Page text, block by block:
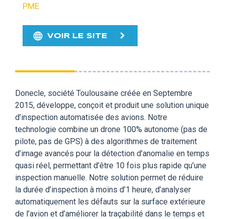
PME
VOIR LE SITE
Donecle, société Toulousaine créée en Septembre
2015, développe, conçoit et produit une solution unique
d’inspection automatisée des avions. Notre
technologie combine un drone 100% autonome (pas de
pilote, pas de GPS) à des algorithmes de traitement
d’image avancés pour la détection d’anomalie en temps
quasi réel, permettant d’être 10 fois plus rapide qu’une
inspection manuelle. Notre solution permet de réduire
la durée d’inspection à moins d’1 heure, d’analyser
automatiquement les défauts sur la surface extérieure
de l’avion et d’améliorer la traçabilité dans le temps et